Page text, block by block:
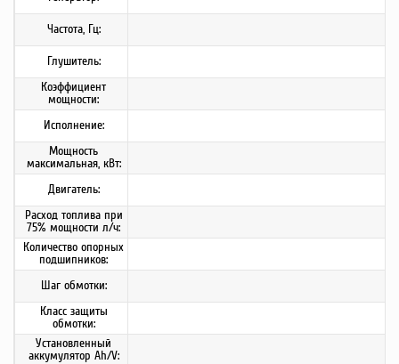
Частота, Гц:
Глушитель:
Коэффициент
мощности:
Исполнение:
Мощность
максимальная, кВт:
Двигатель:
Расход топлива при
75% мощности л/ч:
Количество опорных
подшипников:
Шаг обмотки:
Класс защиты
обмотки:
Установленный
аккумулятор Ah/V: